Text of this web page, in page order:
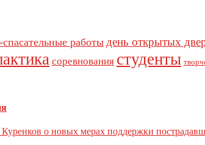
работы день открытых
соревнования студенты
о новых мерах поддержки